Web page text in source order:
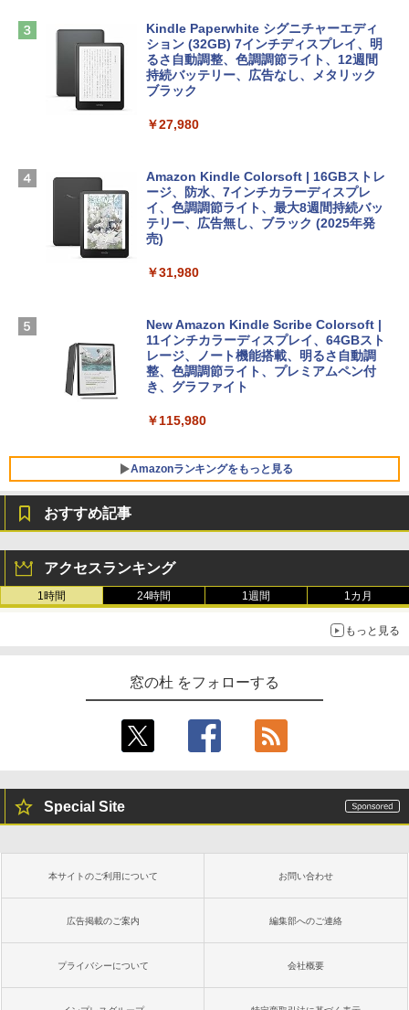
Apple 2026 MacBook Air M5チップ搭載
13インチノートブック：AIとApple Intell
igence、13.6インチLiquid Retinaディ
スプレイ、24GBユニファイドメモリ、1
ームカメラ、日本語キーボード、Touch I
￥298,901
【Amazon.co.jp限定】 HP ノートパソコ
ン 15-fd 15.6インチ 16GBメモリ 512GB
FMV ノートパソコン WE1-K3 (MS 365 P
ersonal/Copilotキー搭載/Win 11/15.6型/
Core i5/16GB/SSD 512GB/ホワイト) FM
VWK3E15W_AZ
￥139,880
インゲームコード】 ロブロックス | オン
ラインコード版
￥3,200
Robloxギフトカード - 1000 Robux 【限
ラインコード版
￥1,600
ト): Java & Bedrock Edition | オンライ
￥3,600
にもKindle出版にも！ 非エンジニアのた
めのAIコーディング入門シリーズ
￥99
1冊ですべて身につくHTML & CSSとWe
￥2,326
FM TOWNS ハイパー・カタログ: 本体ハ
ェクトリストと最新エミュレータ紹介
Kindle Paperwhite シグニチャーエディ
ション (32GB) 7インチディスプレイ、明
るさ自動調整、色調調節ライト、12週間
持続バッテリー、広告なし、メタリック
ブラック
￥27,980
Amazon Kindle Colorsoft | 16GBストレ
ージ、防水、7インチカラーディスプレ
イ、色調調節ライト、最大8週間持続バッ
テリー、広告無し、ブラック (2025年発
売)
￥31,980
New Amazon Kindle Scribe Colorsoft |
11インチカラーディスプレイ、64GBスト
レージ、ノート機能搭載、明るさ自動調
整、色調調節ライト、プレミアムペン付
き、グラファイト
￥115,980
Amazonランキングをもっと見る
おすすめ記事
アクセスランキング
1時間 24時間 1週間 1カ月
もっと見る
窓の杜 をフォローする
Special Site
本サイトのご利用について お問い合わせ
広告掲載のご案内 編集部へのご連絡
プライバシーについて 会社概要